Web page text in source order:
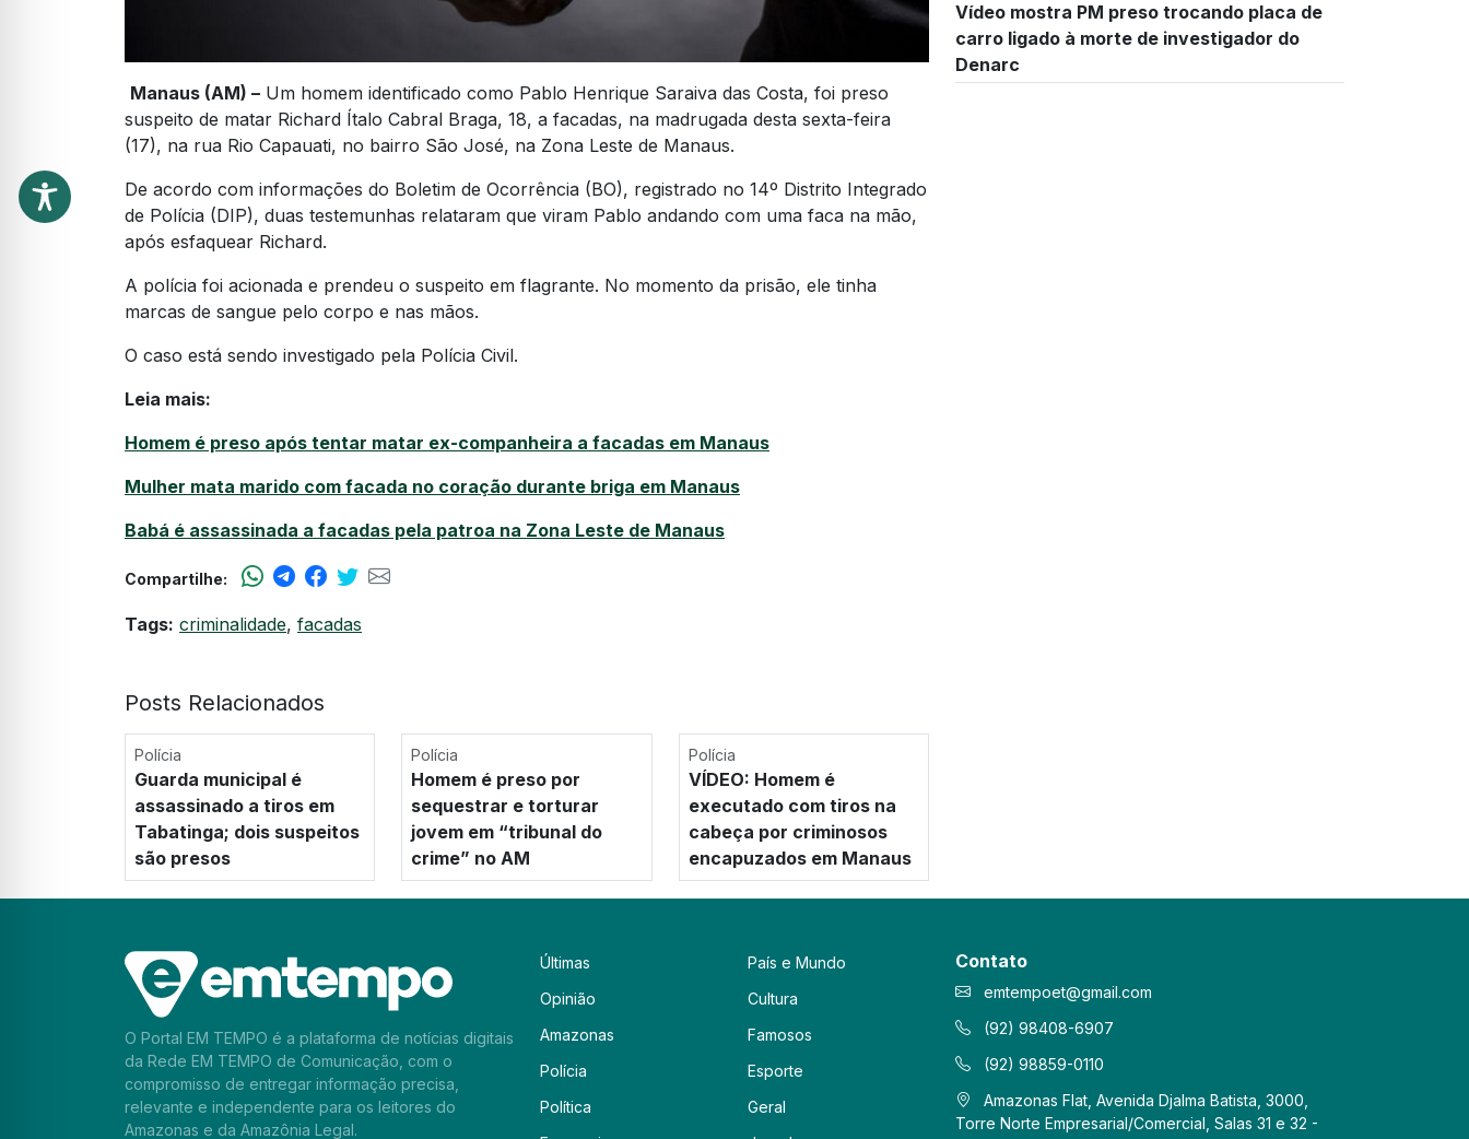
Manaus (AM) – Um homem identificado como Pablo Henrique Saraiva das Costa, foi preso
suspeito de matar Richard Ítalo Cabral Braga, 18, a facadas, na madrugada desta sexta-feira
(17), na rua Rio Capauati, no bairro São José, na Zona Leste de Manaus.
De acordo com informações do Boletim de Ocorrência (BO), registrado no 14º Distrito Integrado
de Polícia (DIP), duas testemunhas relataram que viram Pablo andando com uma faca na mão,
após esfaquear Richard.
A polícia foi acionada e prendeu o suspeito em flagrante. No momento da prisão, ele tinha
marcas de sangue pelo corpo e nas mãos.
O caso está sendo investigado pela Polícia Civil.
Leia mais:
Homem é preso após tentar matar ex-companheira a facadas em Manaus
Mulher mata marido com facada no coração durante briga em Manaus
Babá é assassinada a facadas pela patroa na Zona Leste de Manaus
Compartilhe:
Tags: criminalidade, facadas
Posts Relacionados
Polícia
Guarda municipal é
assassinado a tiros em
Tabatinga; dois suspeitos
são presos
Polícia
Homem é preso por
sequestrar e torturar
jovem em “tribunal do
crime” no AM
Polícia
VÍDEO: Homem é
executado com tiros na
cabeça por criminosos
encapuzados em Manaus
Vídeo mostra PM preso trocando placa de
carro ligado à morte de investigador do
Denarc
O Portal EM TEMPO é a plataforma de notícias digitais
da Rede EM TEMPO de Comunicação, com o
compromisso de entregar informação precisa,
relevante e independente para os leitores do
Amazonas e da Amazônia Legal.
Últimas
Opinião
Amazonas
Polícia
Política
País e Mundo
Cultura
Famosos
Esporte
Geral
Contato
emtempoet@gmail.com
(92) 98408-6907
(92) 98859-0110
Amazonas Flat, Avenida Djalma Batista, 3000,
Torre Norte Empresarial/Comercial, Salas 31 e 32 -